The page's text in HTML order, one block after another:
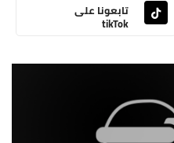
تابعونا على
tikTok